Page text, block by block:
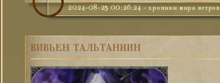
2024-08-25 00:26:24 -хроники мира ветров
BИВЬЕН ТАЛЬТАНИИН